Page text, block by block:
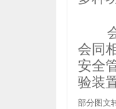
会同
安全
验装
部分图文